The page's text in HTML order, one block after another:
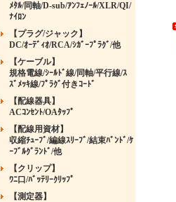
ﾒﾀﾙ/同軸/D-sub/ｱﾝﾌｪﾉｰﾙ/XLR/QI/
ﾅｲﾛﾝ
【プラグ/ジャック】
DC/ｵｰﾃﾞｨｵ/RCA/ｼｶﾞｰﾌﾟﾗｸﾞ/他
【ケーブル】
規格電線/ｼｰﾙﾄﾞ線/同軸/平行線/ｽ
ｽﾞﾒｯｷ線/ﾌﾟﾗｸﾞ付きｺｰﾄﾞ
【配線器具】
ACｺﾝｾﾝﾄ/OAﾀｯﾌﾟ
【配線用資材】
収縮ﾁｭｰﾌﾞ/編線ｽﾘｰﾌﾞ/結束ﾊﾞﾝﾄﾞ/ｹ
ｰﾌﾞﾙｸﾞﾗﾝﾄﾞ/他
【クリップ】
ﾜﾆ口/ﾊﾞｯﾃﾘｰｸﾘｯﾌﾟ
【測定器】